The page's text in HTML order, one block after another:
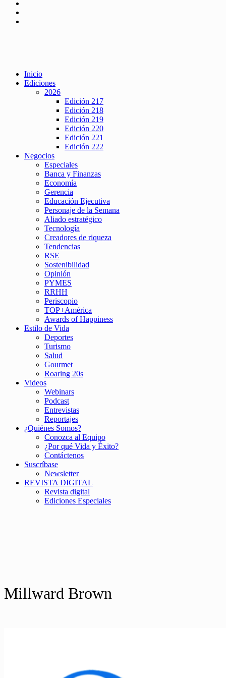
Inicio
Ediciones
2026
Edición 217
Edición 218
Edición 219
Edición 220
Edición 221
Edición 222
Negocios
Especiales
Banca y Finanzas
Economía
Gerencia
Educación Ejecutiva
Personaje de la Semana
Aliado estratégico
Tecnología
Creadores de riqueza
Tendencias
RSE
Sostenibilidad
Opinión
PYMES
RRHH
Periscopio
TOP+América
Awards of Happiness
Estilo de Vida
Deportes
Turismo
Salud
Gourmet
Roaring 20s
Videos
Webinars
Podcast
Entrevistas
Reportajes
¿Quiénes Somos?
Conozca al Equipo
¿Por qué Vida y Éxito?
Contáctenos
Suscríbase
Newsletter
REVISTA DIGITAL
Revista digital
Ediciones Especiales
Millward Brown